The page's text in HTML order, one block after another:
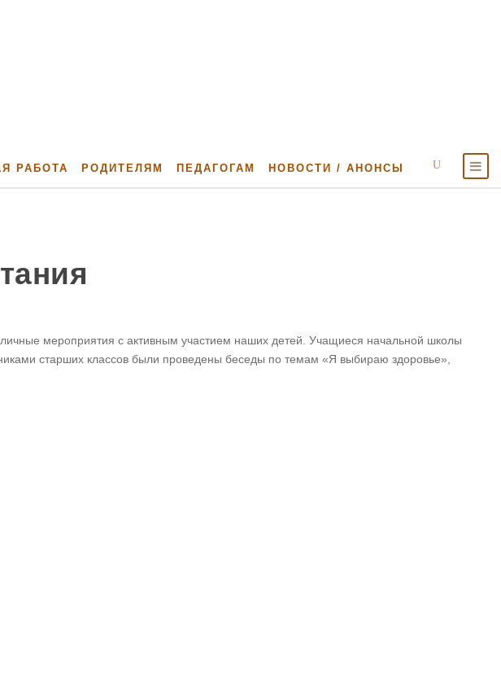
РАБОТА РОДИТЕЛЯМ ПЕДАГОГАМ НОВОСТИ / АНОНСЫ
мероприятия с активным участием наших детей. Учащиеся начальной школы
старших классов были проведены беседы по темам «Я выбираю здоровье»,